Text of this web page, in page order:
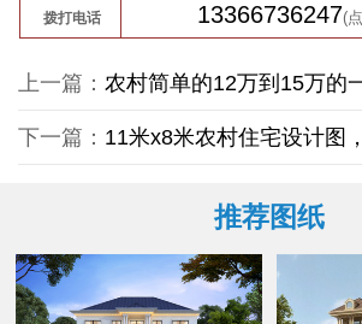
拨打电话 13366736247(
上一篇： 农村简单的12万到15万的一层自建
下一篇： 11米x8米农村住宅设计图，优雅又有
推荐图纸